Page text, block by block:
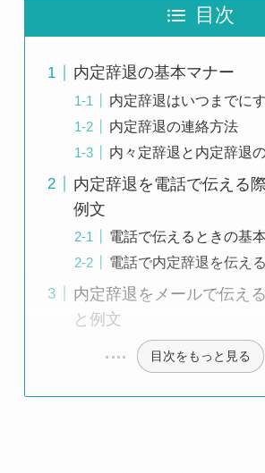
目次
内定辞退の基本マナー
内定辞退はいつまでに
内定辞退の連絡方法
内々定辞退と内定辞退
内定辞退を電話で伝える
例文
電話で伝えるときの基
電話で内定辞退を伝え
内定辞退をメールで伝え
と例文
目次をもっと見る